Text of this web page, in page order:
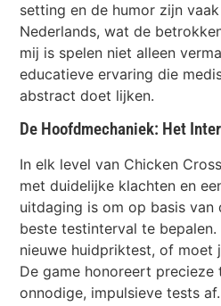
setting en de humor zijn
Nederlands, wat de
mij is spelen niet alleen
educatieve ervaring die
abstract doet lijken.
De Hoofdmechaniek: Het
In elk level van Chicken
met duidelijke klachten en
uitdaging is om op basis van
beste testinterval te
nieuwe huidpriktest, of moet
De game honoreert
onnodige, impulsieve tests